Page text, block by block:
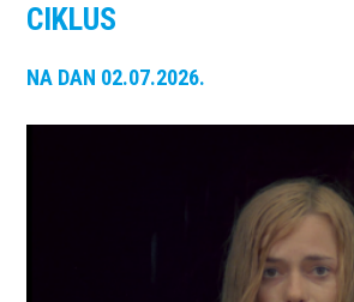
CIKLUS
NA DAN 02.07.2026.